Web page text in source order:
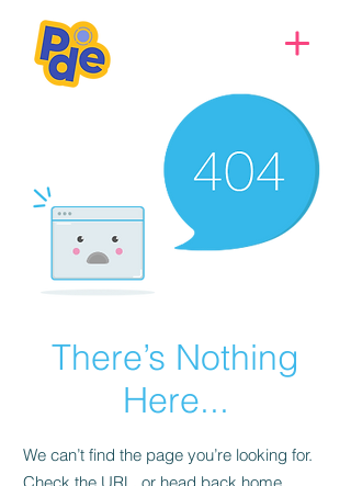
There’s Nothing
Here...
We can’t find the page you’re looking for.